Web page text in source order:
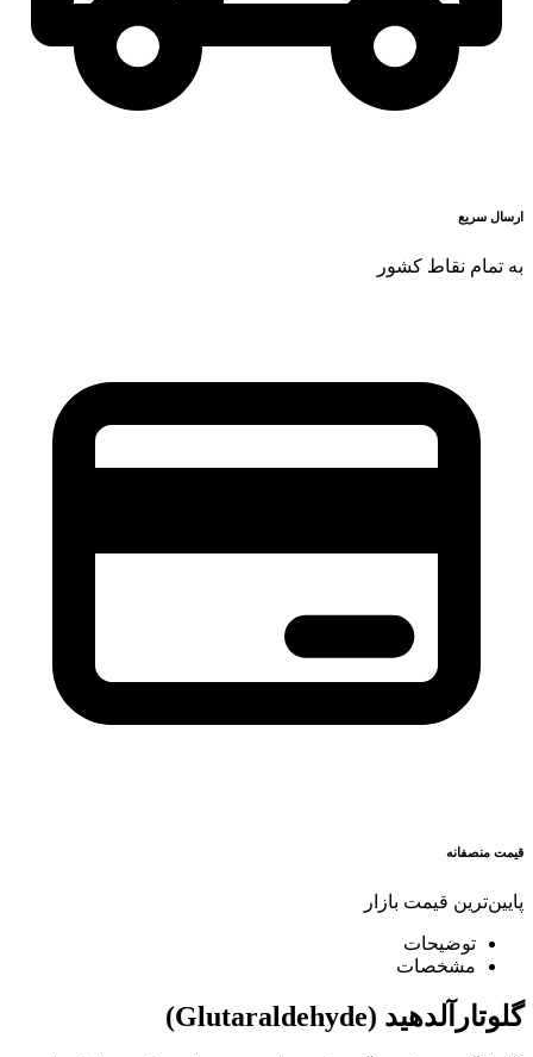
ارسال سریع
به تمام نقاط کشور
قیمت منصفانه
پایین‌ترین قیمت بازار
توضیحات
مشخصات
گلوتارآلدهید (Glutaraldehyde)